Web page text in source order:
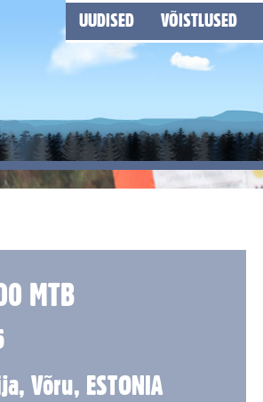
UUDISED VÕISTLUSED
MTB
Võru, ESTONIA